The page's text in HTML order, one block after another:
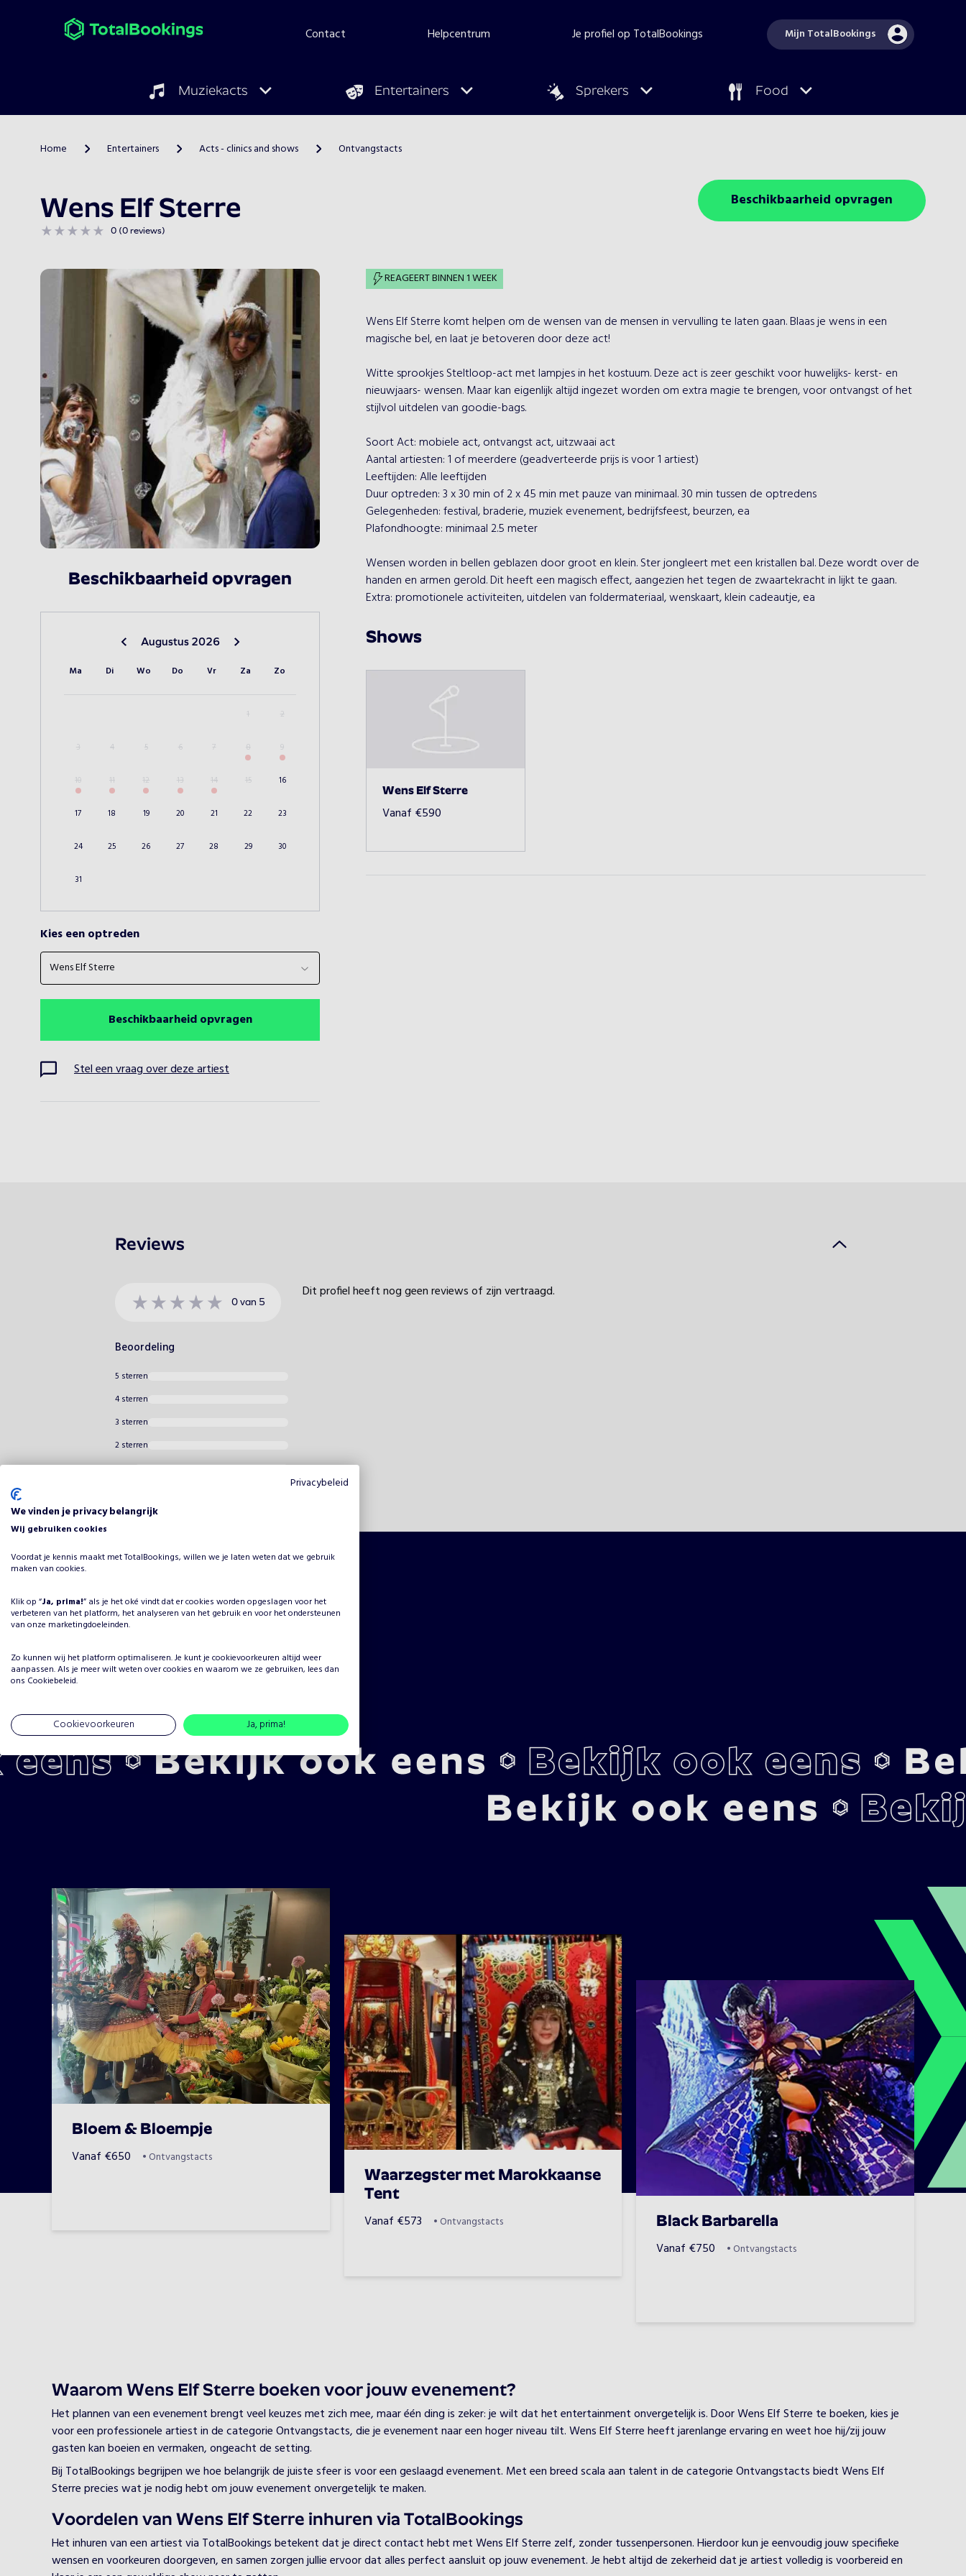
Contact Helpcentrum Je profiel op TotalBookings Mijn TotalBookings
Muziekacts Entertainers Sprekers Food
Home > Entertainers > Acts - clinics and shows > Ontvangstacts
Wens Elf Sterre
0 (0 reviews)
Beschikbaarheid opvragen
Beschikbaarheid opvragen
Vorige maand
Augustus 2026
Ma Di Wo Do Vr Za Zo
1 2
3 4 5 6 7 8 9
10 11 12 13 14 15 16
17 18 19 20 21 22 23
24 25 26 27 28 29 30
31
Kies een optreden
Wens Elf Sterre
Beschikbaarheid opvragen
Stel een vraag over deze artiest
REAGEERT BINNEN 1 WEEK
Wens Elf Sterre komt helpen om de wensen van de mensen in vervulling te laten gaan. Blaas je wens in een
magische bel, en laat je betoveren door deze act!
Witte sprookjes Steltloop-act met lampjes in het kostuum. Deze act is zeer geschikt voor huwelijks- kerst- en
nieuwjaars- wensen. Maar kan eigenlijk altijd ingezet worden om extra magie te brengen, voor ontvangst of het
stijlvol uitdelen van goodie-bags.
Soort Act: mobiele act, ontvangst act, uitzwaai act
Aantal artiesten: 1 of meerdere (geadverteerde prijs is voor 1 artiest)
Leeftijden: Alle leeftijden
Duur optreden: 3 x 30 min of 2 x 45 min met pauze van minimaal. 30 min tussen de optredens
Gelegenheden: festival, braderie, muziek evenement, bedrijfsfeest, beurzen, ea
Plafondhoogte: minimaal 2.5 meter
Wensen worden in bellen geblazen door groot en klein. Ster jongleert met een kristallen bal. Deze wordt over de
handen en armen gerold. Dit heeft een magisch effect, aangezien het tegen de zwaartekracht in lijkt te gaan.
Extra: promotionele activiteiten, uitdelen van foldermateriaal, wenskaart, klein cadeautje, ea
Shows
Wens Elf Sterre
Vanaf €590
Reviews
0van 5
Beoordeling
5 sterren
4 sterren
3 sterren
2 sterren
1 ster
Dit profiel heeft nog geen reviews of zijn vertraagd.
Bloem & Bloempje
Vanaf €650 • Ontvangstacts
Waarzegster met Marokkaanse
Tent
Vanaf €573 • Ontvangstacts Black Barbarella
Vanaf €750 • Ontvangstacts
Waarom Wens Elf Sterre boeken voor jouw evenement?
Het plannen van een evenement brengt veel keuzes met zich mee, maar één ding is zeker: je wilt dat het entertainment onvergetelijk is. Door Wens Elf Sterre te boeken, kies je
voor een professionele artiest in de categorie Ontvangstacts, die je evenement naar een hoger niveau tilt. Wens Elf Sterre heeft jarenlange ervaring en weet hoe hij/zij jouw
gasten kan boeien en vermaken, ongeacht de setting.
Bij TotalBookings begrijpen we hoe belangrijk de juiste sfeer is voor een geslaagd evenement. Met een breed scala aan talent in de categorie Ontvangstacts biedt Wens Elf
Sterre precies wat je nodig hebt om jouw evenement onvergetelijk te maken.
Voordelen van Wens Elf Sterre inhuren via TotalBookings
Het inhuren van een artiest via TotalBookings betekent dat je direct contact hebt met Wens Elf Sterre zelf, zonder tussenpersonen. Hierdoor kun je eenvoudig jouw specifieke
wensen en voorkeuren doorgeven, en samen zorgen jullie ervoor dat alles perfect aansluit op jouw evenement. Je hebt altijd de zekerheid dat je artiest volledig is voorbereid en
Privacybeleid
We vinden je privacy belangrijk
Wij gebruiken cookies
Voordat je kennis maakt met TotalBookings, willen we je laten weten dat we gebruik
maken van cookies.
Klik op “Ja, prima!” als je het oké vindt dat er cookies worden opgeslagen voor het
verbeteren van het platform, het analyseren van het gebruik en voor het ondersteunen
van onze marketingdoeleinden.
Zo kunnen wij het platform optimaliseren. Je kunt je cookievoorkeuren altijd weer
aanpassen. Als je meer wilt weten over cookies en waarom we ze gebruiken, lees dan
ons Cookiebeleid.
Cookievoorkeuren Ja, prima!